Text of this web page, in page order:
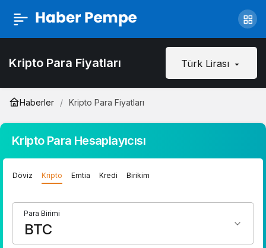
Kripto Para Fiyatları Türk Lirası
Haberler Kripto Para Fiyatları
Kripto Para Hesaplayıcısı
Döviz Kripto Emtia Kredi Birikim
Para Birimi